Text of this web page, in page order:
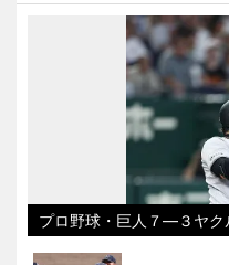
プロ野球・巨人７―３ヤク